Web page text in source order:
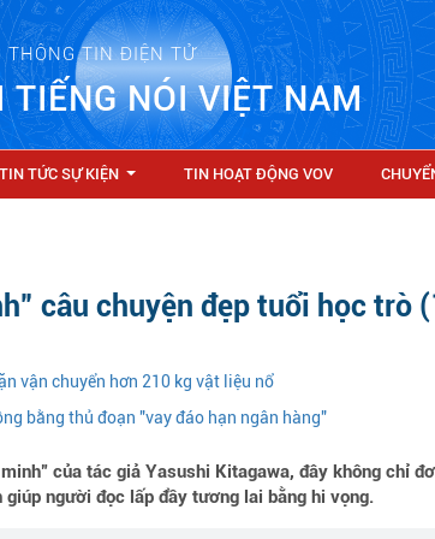
THÔNG TIN ĐIỆN TỬ
TIẾNG NÓI VIỆT NAM
TIN TỨC SỰ KIỆN TIN HOẠT ĐỘNG VOV
câu chuyện đẹp tuổi học trò
vận chuyển hơn 210 kg vật liệu nổ
bằng thủ đoạn "vay đáo hạn ngân hàng"
của tác giả Yasushi Kitagawa, đây không chỉ
người đọc lấp đầy tương lai bằng hi vọng.